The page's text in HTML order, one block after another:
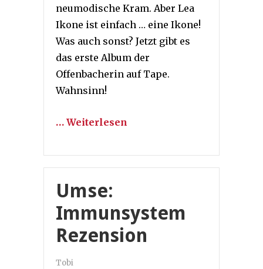
neumodische Kram. Aber Lea
Ikone ist einfach … eine Ikone!
Was auch sonst? Jetzt gibt es
das erste Album der
Offenbacherin auf Tape.
Wahnsinn!
… Weiterlesen
Umse:
Immunsystem
Rezension
Tobi